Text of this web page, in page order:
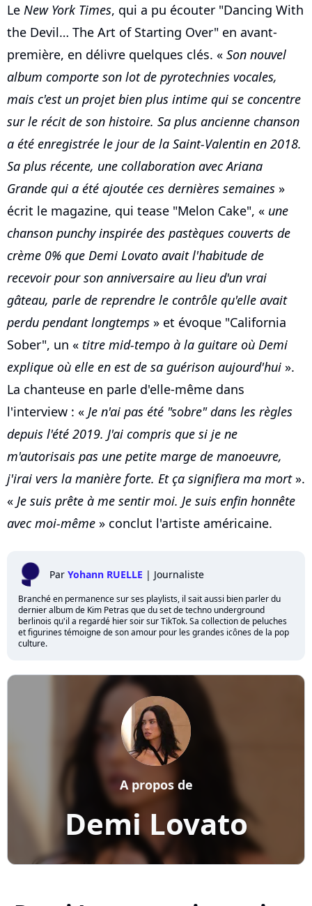
Le New York Times, qui a pu écouter "Dancing With
the Devil… The Art of Starting Over" en avant-
première, en délivre quelques clés. « Son nouvel
album comporte son lot de pyrotechnies vocales,
mais c'est un projet bien plus intime qui se concentre
sur le récit de son histoire. Sa plus ancienne chanson
a été enregistrée le jour de la Saint-Valentin en 2018.
Sa plus récente, une collaboration avec Ariana
Grande qui a été ajoutée ces dernières semaines »
écrit le magazine, qui tease "Melon Cake", « une
chanson punchy inspirée des pastèques couverts de
crème 0% que Demi Lovato avait l'habitude de
recevoir pour son anniversaire au lieu d'un vrai
gâteau, parle de reprendre le contrôle qu'elle avait
perdu pendant longtemps » et évoque "California
Sober", un « titre mid-tempo à la guitare où Demi
explique où elle en est de sa guérison aujourd'hui ».
La chanteuse en parle d'elle-même dans
l'interview : « Je n'ai pas été "sobre" dans les règles
depuis l'été 2019. J'ai compris que si je ne
m'autorisais pas une petite marge de manoeuvre,
j'irai vers la manière forte. Et ça signifiera ma mort».
« Je suis prête à me sentir moi. Je suis enfin honnête
avec moi-même » conclut l'artiste américaine.
Par Yohann RUELLE | Journaliste
Branché en permanence sur ses playlists, il sait aussi bien parler du
dernier album de Kim Petras que du set de techno underground
berlinois qu'il a regardé hier soir sur TikTok. Sa collection de peluches
et figurines témoigne de son amour pour les grandes icônes de la pop
culture.
Demi Lovato
A propos de